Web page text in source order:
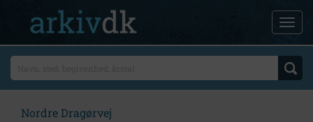
Nordre Dragørvej